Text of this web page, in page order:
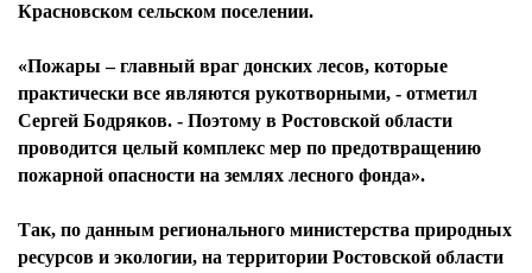
Красновском сельском поселении.
«Пожары – главный враг донских лесов, которые
практически все являются рукотворными, - отметил
Сергей Бодряков. - Поэтому в Ростовской области
проводится целый комплекс мер по предотвращению
пожарной опасности на землях лесного фонда».
Так, по данным регионального министерства природных
ресурсов и экологии, на территории Ростовской области